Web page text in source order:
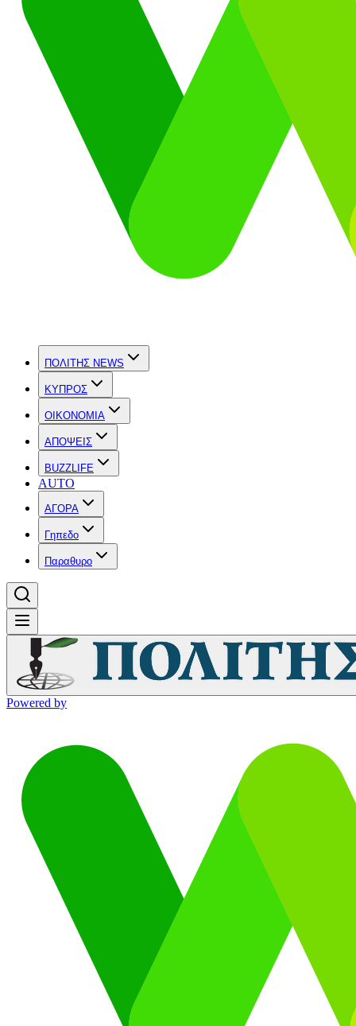
ΠΟΛΙΤΗΣ NEWS
ΚΥΠΡΟΣ
OIKONOMIA
ΑΠΟΨΕΙΣ
BUZZLIFE
AUTO
ΑΓΟΡΑ
Γηπεδο
Παραθυρο
Powered by